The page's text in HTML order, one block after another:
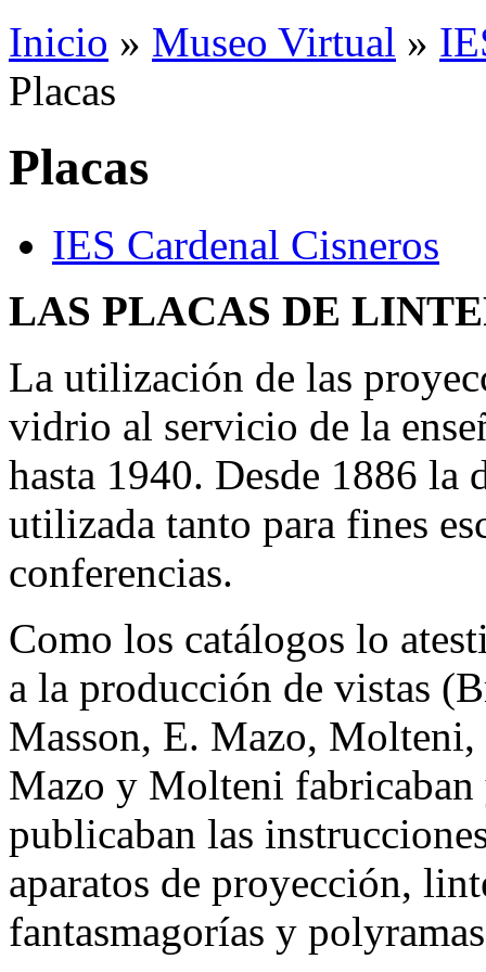
Inicio » Museo Virtual »
Placas
Placas
IES Cardenal Cisneros
LAS PLACAS DE
La utilización de las
vidrio al servicio de la
hasta 1940. Desde 1886 la
utilizada tanto para fines
conferencias.
Como los catálogos lo
a la producción de vistas
Masson, E. Mazo, Molteni,
Mazo y Molteni fabricaban
publicaban las
aparatos de proyección,
fantasmagorías y